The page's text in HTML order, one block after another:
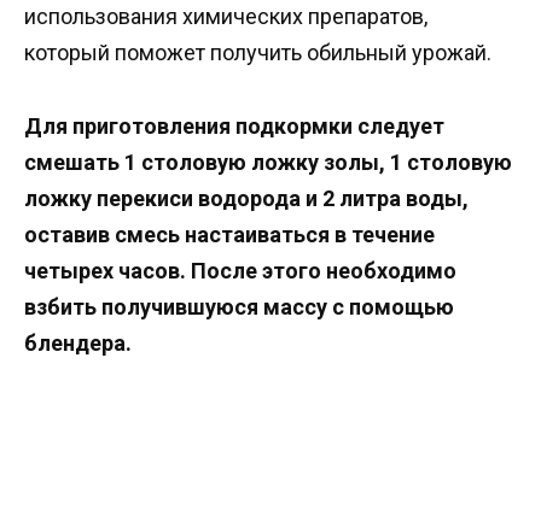
использования химических препаратов,
который поможет получить обильный урожай.
Для приготовления подкормки следует
смешать 1 столовую ложку золы, 1 столовую
ложку перекиси водорода и 2 литра воды,
оставив смесь настаиваться в течение
четырех часов. После этого необходимо
взбить получившуюся массу с помощью
блендера.